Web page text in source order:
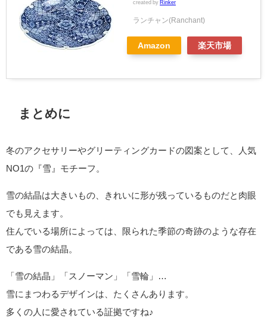
created by Rinker
ランチャン(Ranchant)
Amazon 楽天市場
まとめに
冬のアクセサリーやグリーティングカードの図案として、人気
NO1の『雪』モチーフ。
雪の結晶は大きいもの、きれいに形が残っているものだと肉眼
でも見えます。
住んでいる場所によっては、限られた季節の奇跡のような存在
である雪の結晶。
「雪の結晶」「スノーマン」「雪輪」…
雪にまつわるデザインは、たくさんあります。
多くの人に愛されている証拠ですね♪